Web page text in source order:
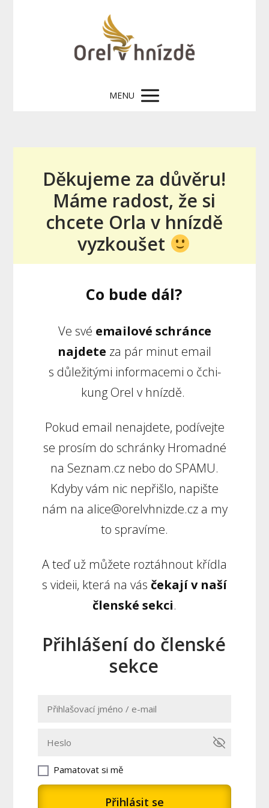
MENU
Děkujeme za důvěru!
Máme radost, že si
chcete Orla v hnízdě
vyzkoušet
Co bude dál?
Ve své emailové schránce
najdete za pár minut email
s důležitými informacemi o čchi-
kung Orel v hnízdě.
Pokud email nenajdete, podívejte
se prosím do schránky Hromadné
na Seznam.cz nebo do SPAMU.
Kdyby vám nic nepřišlo, napište
nám na alice@orelvhnizde.cz a my
to spravíme.
A teď už můžete roztáhnout křídla
s videii, která na vás čekají v naší
členské sekci.
Přihlášení do členské
sekce
Pamatovat si mě
Přihlásit se